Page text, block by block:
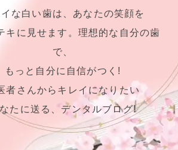
な白い歯は、あなたの笑顔を
キに見せます。理想的な自分の歯
で、
もっと自分に自信がつく!
者さんからキレイになりたい
たに送る、デンタルブログ!